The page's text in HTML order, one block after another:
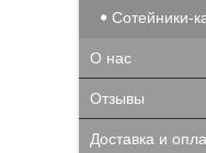
Сотейники-
О нас
Отзывы
Доставка и